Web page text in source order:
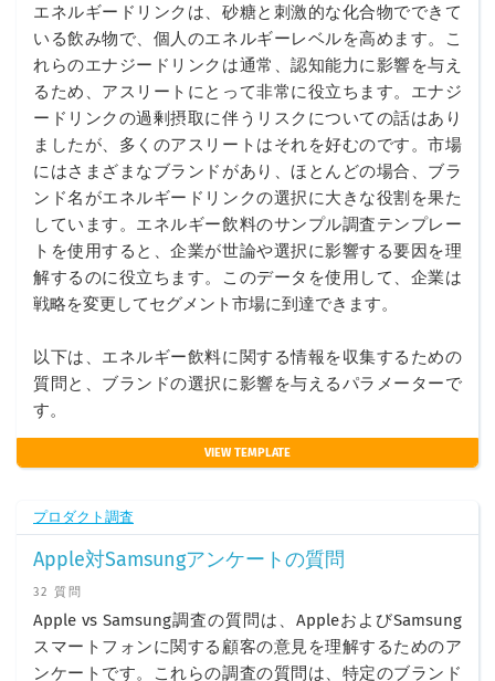
エネルギードリンクは、砂糖と刺激的な化合物でできて
いる飲み物で、個人のエネルギーレベルを高めます。こ
れらのエナジードリンクは通常、認知能力に影響を与え
るため、アスリートにとって非常に役立ちます。エナジ
ードリンクの過剰摂取に伴うリスクについての話はあり
ましたが、多くのアスリートはそれを好むのです。市場
にはさまざまなブランドがあり、ほとんどの場合、ブラ
ンド名がエネルギードリンクの選択に大きな役割を果た
しています。エネルギー飲料のサンプル調査テンプレー
トを使用すると、企業が世論や選択に影響する要因を理
解するのに役立ちます。このデータを使用して、企業は
戦略を変更してセグメント市場に到達できます。
以下は、エネルギー飲料に関する情報を収集するための
質問と、ブランドの選択に影響を与えるパラメーターで
す。
VIEW TEMPLATE
プロダクト調査
Apple対Samsungアンケートの質問
32 質問
Apple vs Samsung調査の質問は、AppleおよびSamsung
スマートフォンに関する顧客の意見を理解するためのア
ンケートです。これらの調査の質問は、特定のブランド